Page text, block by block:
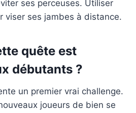
ses perceuses. Utiliser
viser ses jambes à distance.
quête est
débutants ?
un premier vrai challenge.
joueurs de bien se